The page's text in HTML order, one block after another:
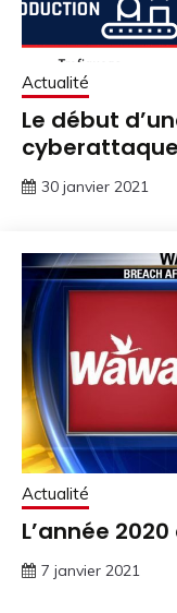
Actualité
Le début
30 janvier 2021
Actualité
L’année
7 janvier 2021